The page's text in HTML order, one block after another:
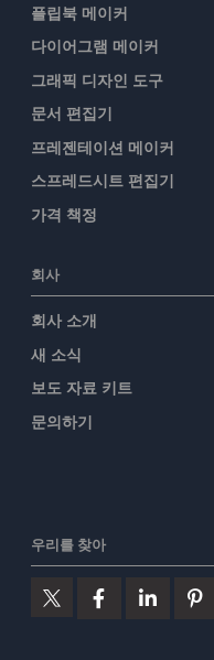
플립북 메이커
다이어그램 메이커
그래픽 디자인 도구
문서 편집기
프레젠테이션 메이커
스프레드시트 편집기
가격 책정
회사
회사 소개
새 소식
보도 자료 키트
문의하기
우리를 찾아